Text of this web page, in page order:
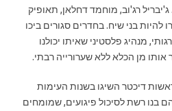
רג'וב, מוחמד דחלאן, תאופיק
להיות בני שיח. בחדרים סגורים ביכו
מנהיג פלסטיני שאיתו יכולנו
מן הכלא ללא שערורייה רבתי.
דיכטר השיגו בשנות העימות
בנו רשת לסיכול פיגועים, שמומחים